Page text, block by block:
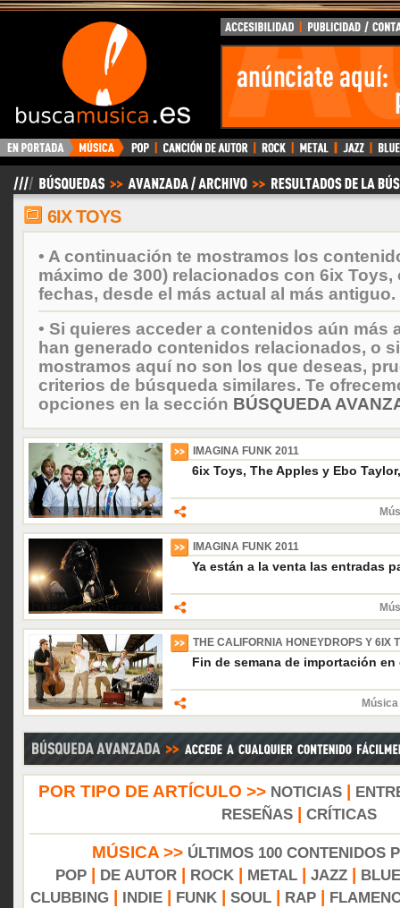
BuscaMusica.es
6IX TOYS
• A continuación te mostramos los
máximo de 300) relacionados con 6ix
fechas, desde el más actual al más antiguo.
• Si quieres acceder a contenidos aún más
han generado contenidos relacionados, o
mostramos aquí no son los que deseas,
criterios de búsqueda similares. Te
opciones en la sección BÚSQUEDA
IMAGINA FUNK 2011
6ix Toys, The Apples y Ebo
IMAGINA FUNK 2011
Ya están a la venta las entradas
THE CALIFORNIA HONEYDROPS Y 6IX
Fin de semana de importación
POR TIPO DE ARTÍCULO >> NOTICIAS|
RESEÑAS| CRÍTICAS
MÚSICA >> ÚLTIMOS 100 CONTENIDOS
POP
DE AUTOR ROCK METAL JAZZ
CLUBBING
INDIE FUNK SOUL RAP